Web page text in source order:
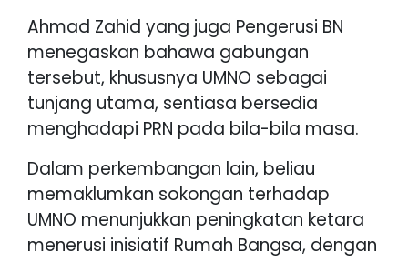
Ahmad Zahid yang juga Pengerusi BN
menegaskan bahawa gabungan
tersebut, khususnya UMNO sebagai
tunjang utama, sentiasa bersedia
menghadapi PRN pada bila-bila masa.
Dalam perkembangan lain, beliau
memaklumkan sokongan terhadap
UMNO menunjukkan peningkatan ketara
menerusi inisiatif Rumah Bangsa, dengan